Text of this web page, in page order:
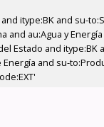
and su-
au:Agua y
Estado and
and su-